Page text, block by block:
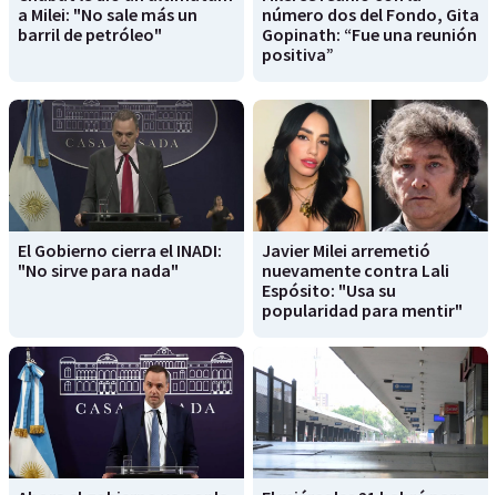
a Milei: "No sale más un
barril de petróleo"
número dos del Fondo, Gita
Gopinath: “Fue una reunión
positiva”
El Gobierno cierra el INADI:
"No sirve para nada"
Javier Milei arremetió
nuevamente contra Lali
Espósito: "Usa su
popularidad para mentir"